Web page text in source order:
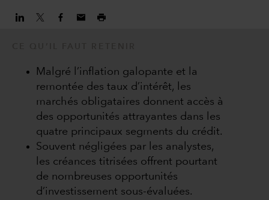
Malgré l’inflation galopante et la
remontée des taux d’intérêt, les
marchés obligataires donnent accès à
des opportunités attrayantes dans les
quatre principaux segments du crédit.
Souvent négligées par les analystes,
les créances titrisées offrent pourtant
de nombreuses opportunités
d’investissement sous-évaluées.